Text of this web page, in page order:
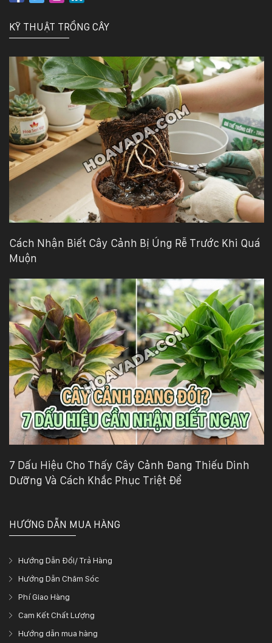
KỸ THUẬT TRỒNG CÂY
Cách Nhận Biết Cây Cảnh Bị Úng Rễ Trước Khi Quá
Muộn
7 Dấu Hiệu Cho Thấy Cây Cảnh Đang Thiếu Dinh
Dưỡng Và Cách Khắc Phục Triệt Để
HƯỚNG DẪN MUA HÀNG
Hướng Dẫn Đổi/ Trả Hàng
Hướng Dẫn Chăm Sóc
Phí Giao Hàng
Cam Kết Chất Lượng
Hướng dẫn mua hàng